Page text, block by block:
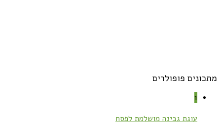
מתכונים פופולרים
1
עוגת גבינה מושלמת לפסח